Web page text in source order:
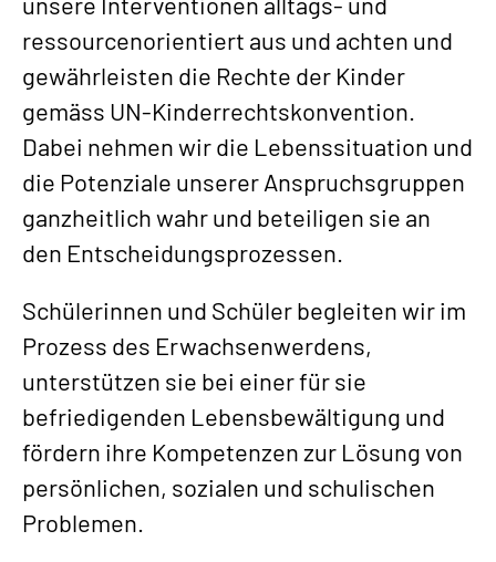
ressourcenorientiert aus und achten und
gewährleisten die Rechte der Kinder
gemäss UN-Kinderrechtskonvention.
Dabei nehmen wir die Lebenssituation und
die Potenziale unserer Anspruchsgruppen
ganzheitlich wahr und beteiligen sie an
den Entscheidungsprozessen.
Schülerinnen und Schüler begleiten wir im
Prozess des Erwachsenwerdens,
unterstützen sie bei einer für sie
befriedigenden Lebensbewältigung und
fördern ihre Kompetenzen zur Lösung von
persönlichen, sozialen und schulischen
Problemen.